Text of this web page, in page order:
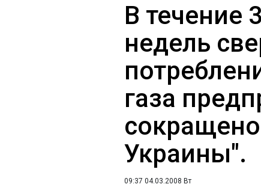
В течение
недель
газа
сокращено
Украины".
09:37 04.03.2008 Вт